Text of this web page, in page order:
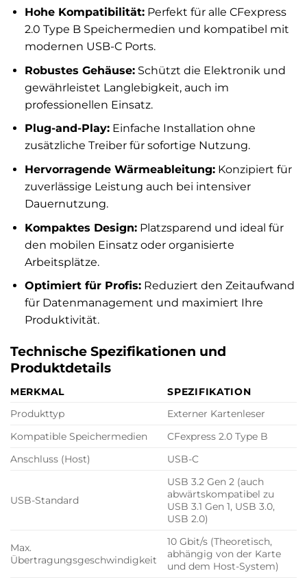
Hohe Kompatibilität:Perfekt für alle CFexpress
2.0 Type B Speichermedien und kompatibel mit
modernen USB-C Ports.
Robustes Gehäuse:Schützt die Elektronik und
gewährleistet Langlebigkeit, auch im
professionellen Einsatz.
Plug-and-Play:Einfache Installation ohne
zusätzliche Treiber für sofortige Nutzung.
Hervorragende Wärmeableitung:Konzipiert für
zuverlässige Leistung auch bei intensiver
Dauernutzung.
Kompaktes Design:Platzsparend und ideal für
den mobilen Einsatz oder organisierte
Arbeitsplätze.
Optimiert für Profis:Reduziert den Zeitaufwand
für Datenmanagement und maximiert Ihre
Produktivität.
Technische Spezifikationen und
Produktdetails
MERKMAL
SPEZIFIKATION
Produkttyp
Externer Kartenleser
Kompatible Speichermedien
CFexpress 2.0 Type B
Anschluss (Host)
USB-C
USB-Standard
USB 3.2 Gen 2 (auch
abwärtskompatibel zu
USB 3.1 Gen 1, USB 3.0,
USB 2.0)
Max.
Übertragungsgeschwindigkeit
10 Gbit/s (Theoretisch,
abhängig von der Karte
und dem Host-System)